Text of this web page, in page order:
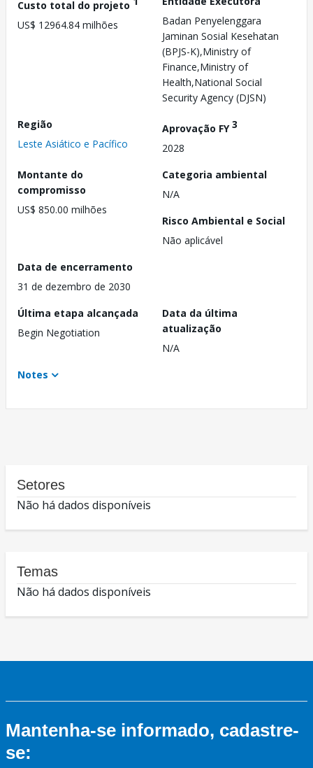
Custo total do projeto
US$ 12964.84 milhões
Badan Penyelenggara
Jaminan Sosial Kesehatan
(BPJS-K),Ministry of
Finance,Ministry of
Health,National Social
Security Agency (DJSN)
Região
Leste Asiático e Pacífico
Aprovação FY3
2028
Montante do
compromisso
US$ 850.00 milhões
Categoria ambiental
N/A
Risco Ambiental e Social
Não aplicável
Data de encerramento
31 de dezembro de 2030
Última etapa alcançada
Begin Negotiation
Data da última
atualização
N/A
Notes
Setores
Não há dados disponíveis
Temas
Não há dados disponíveis
Mantenha-se informado, cadastre-
se: